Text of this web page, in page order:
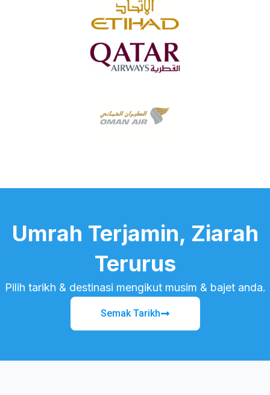
Umrah Terjamin, Ziarah
Terurus
Pilih tarikh & destinasi mengikut musim & bajet anda.
Semak Tarikh